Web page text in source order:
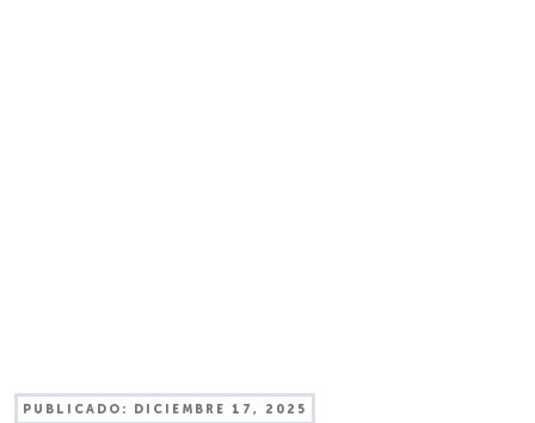
PUBLICADO: DICIEMBRE 17, 2025